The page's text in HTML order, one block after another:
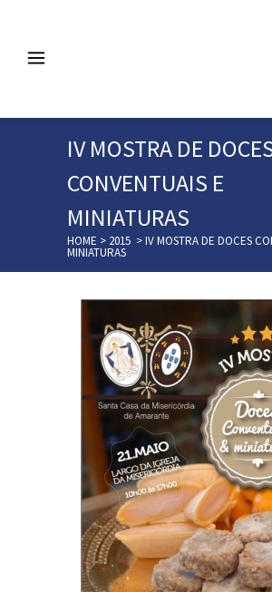
IV MOSTRA DE
CONVENTUAIS E
MINIATURAS
HOME > 2015 >IV MOSTRA DE DOCES
MINIATURAS